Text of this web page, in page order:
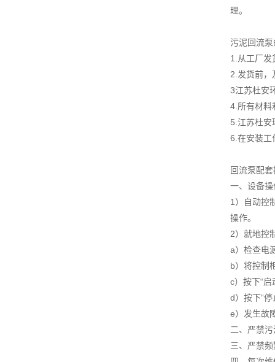
理。
污泥回流
1.从工厂发
2.发货前，
3江苏杜安
4.所有材料
5.江苏杜安
6.在安装工
回流泵配
一、设备操
1）自动控
操作。
2）就地控
a）检查电
b）将控制
c）按下“
d）按下“
e）发生故
二、严禁
三、严禁